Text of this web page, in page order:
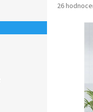
Průměrné
26